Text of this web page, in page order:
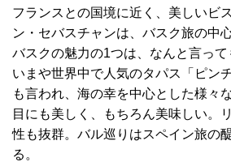
フランスとの国境に近く、美しいビ
ン・セバスチャンは、バスク旅の中
バスクの魅力の1つは、なんと言って
いまや世界中で人気のタパス「ピン
も言われ、海の幸を中心とした様々
目にも美しく、もちろん美味しい。
性も抜群。バル巡りはスペイン旅の
る。